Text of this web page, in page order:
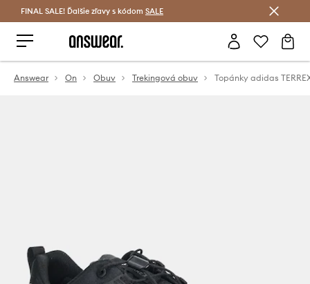
Šetrite s Answear Club >
FINAL SALE! Ďalšie zľavy s kódom SALE
Answear On Obuv Trekingová obuv